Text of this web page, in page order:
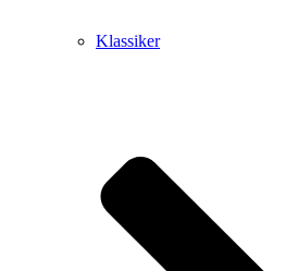
Klassiker